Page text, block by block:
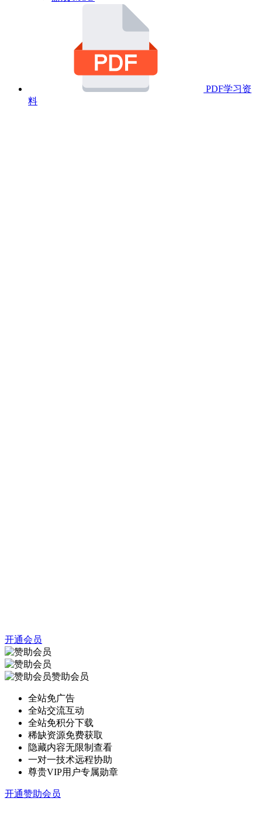
PDF学习资
料
开通会员
赞助会员
全站免广告
全站交流互动
全站免积分下载
稀缺资源免费获取
隐藏内容无限制查看
一对一技术远程协助
尊贵VIP用户专属勋章
开通赞助会员